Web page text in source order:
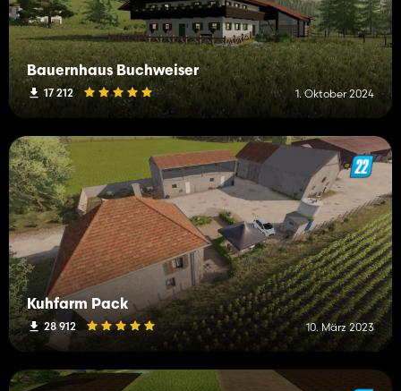
Bauernhaus Buchweiser
17 212 1. Oktober 2024
Kuhfarm Pack
28 912 10. März 2023